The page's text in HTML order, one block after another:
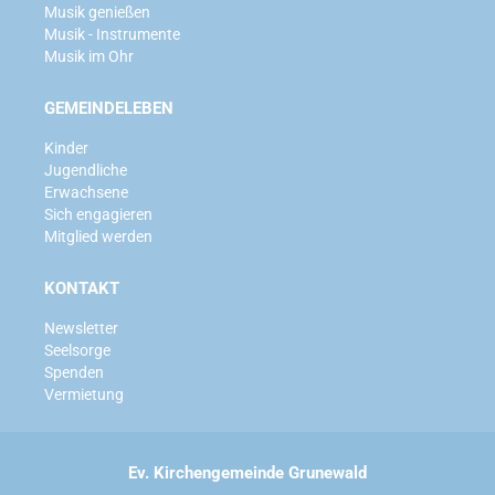
Musik genießen
Musik - Instrumente
Musik im Ohr
GEMEINDELEBEN
Kinder
Jugendliche
Erwachsene
Sich engagieren
Mitglied werden
KONTAKT
Newsletter
Seelsorge
Spenden
Vermietung
Ev. Kirchengemeinde Grunewald